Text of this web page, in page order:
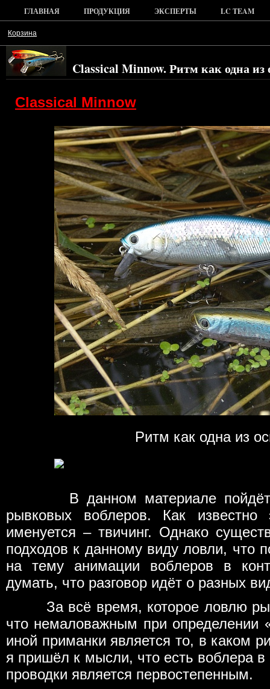
ГЛАВНАЯ ПРОДУКЦИЯ ЭКСПЕРТЫ LC TEAM
Корзина
Classical Minnow. Ритм как одна из
Classical Minnow
Ритм как одна из
В данном материале пойдёт
рывковых воблеров. Как
именуется – твичинг. Однако
подходов к данному виду ловли, что
на тему анимации воблеров в
думать, что разговор идёт о разных
За всё время, которое ловлю
что немаловажным при определении
иной приманки является то, в каком
я пришёл к мысли, что есть воблера
проводки является первостепенным.